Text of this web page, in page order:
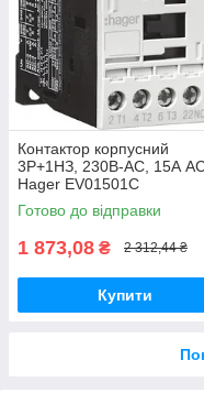
Контактор корпусний
3P+1НЗ, 230В-АС, 15А
Hager EV01501C
Готово до відправки
1 873,08 ₴ 2 312,44 ₴
Купити